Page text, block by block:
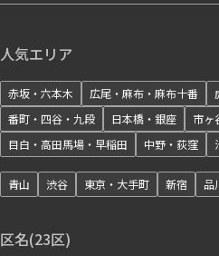
人気エリア
赤坂・六本木 広尾・麻布・麻布十番
番町・四谷・九段
日本橋・銀座 市ヶ
目白・高田馬場・早稲田
中野・荻窪
青山 渋谷 東京・大手町 新宿 品
区名(23区)